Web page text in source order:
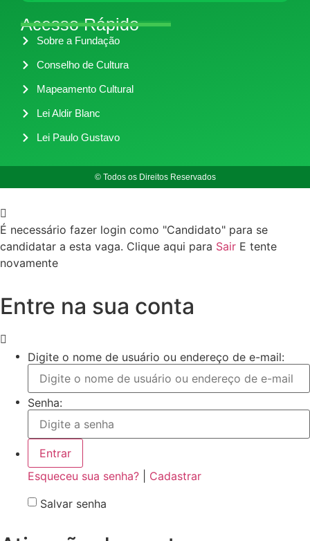
Acesso Rápido
Sobre a Fundação
Conselho de Cultura
Mapeamento Cultural
Lei Aldir Blanc
Lei Paulo Gustavo
© Todos os Direitos Reservados
É necessário fazer login como "Candidato" para se
candidatar a esta vaga. Clique aqui para Sair E tente
novamente
Entre na sua conta
Digite o nome de usuário ou endereço de e-mail:
Senha:
Esqueceu sua senha? Cadastrar
Salvar senha